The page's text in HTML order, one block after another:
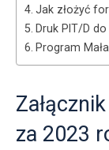
Jak złożyć
Druk PIT/D
Program
za 2023